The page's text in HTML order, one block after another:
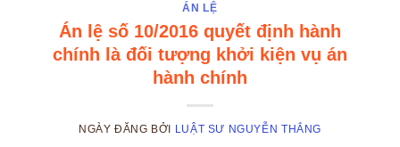
ÁN LỆ
Án lệ số 10/2016 quyết định hành
chính là đối tượng khởi kiện vụ án
hành chính
NGÀY ĐĂNG BỞI LUẬT SƯ NGUYỄN THẮNG